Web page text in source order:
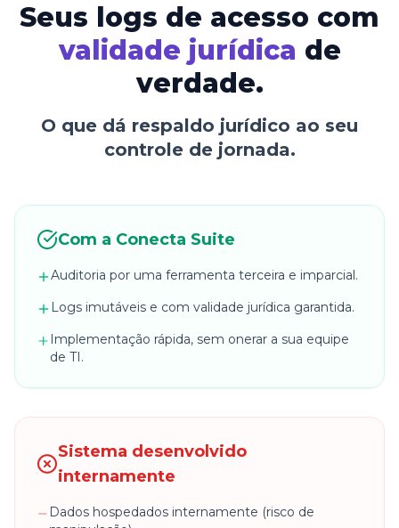
Seus logs de acesso com
validade jurídica de
verdade.
O que dá respaldo jurídico ao seu
controle de jornada.
Com a Conecta Suite
Auditoria por uma ferramenta terceira e imparcial.
Logs imutáveis e com validade jurídica garantida.
Implementação rápida, sem onerar a sua equipe
de TI.
Sistema desenvolvido
internamente
Dados hospedados internamente (risco de